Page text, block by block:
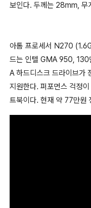
보인다. 두께는 28mm, 무
아톰 프로세서 N270
드는 인텔 GMA 950,
A 하드디스크 드라이브가
지원한다. 퍼포먼스 걱정
트북이다. 현재 약 77만원